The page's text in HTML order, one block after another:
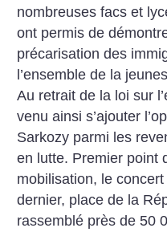
nombreuses facs et
ont permis de
précarisation des
l’ensemble de la
Au retrait de la loi sur
venu ainsi s’ajouter
Sarkozy parmi les
en lutte. Premier point
mobilisation, le
dernier, place de la
rassemblé près de 50